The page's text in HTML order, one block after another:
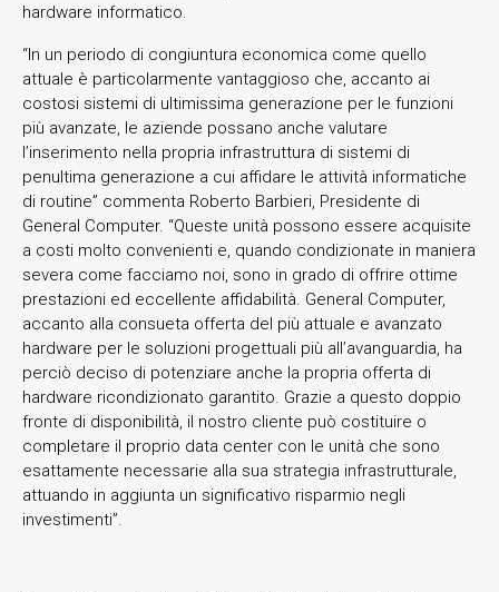
hardware informatico.
“In un periodo di congiuntura economica come quello
attuale è particolarmente vantaggioso che, accanto ai
costosi sistemi di ultimissima generazione per le funzioni
più avanzate, le aziende possano anche valutare
l’inserimento nella propria infrastruttura di sistemi di
penultima generazione a cui affidare le attività informatiche
di routine” commenta Roberto Barbieri, Presidente di
General Computer. “Queste unità possono essere acquisite
a costi molto convenienti e, quando condizionate in maniera
severa come facciamo noi, sono in grado di offrire ottime
prestazioni ed eccellente affidabilità. General Computer,
accanto alla consueta offerta del più attuale e avanzato
hardware per le soluzioni progettuali più all’avanguardia, ha
perciò deciso di potenziare anche la propria offerta di
hardware ricondizionato garantito. Grazie a questo doppio
fronte di disponibilità, il nostro cliente può costituire o
completare il proprio data center con le unità che sono
esattamente necessarie alla sua strategia infrastrutturale,
attuando in aggiunta un significativo risparmio negli
investimenti”.